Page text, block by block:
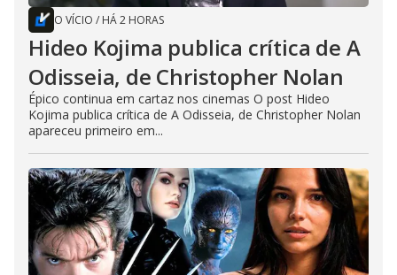
O VÍCIO / HÁ 2 HORAS
Hideo Kojima publica crítica de A
Odisseia, de Christopher Nolan
Épico continua em cartaz nos cinemas O post Hideo
Kojima publica crítica de A Odisseia, de Christopher Nolan
apareceu primeiro em...